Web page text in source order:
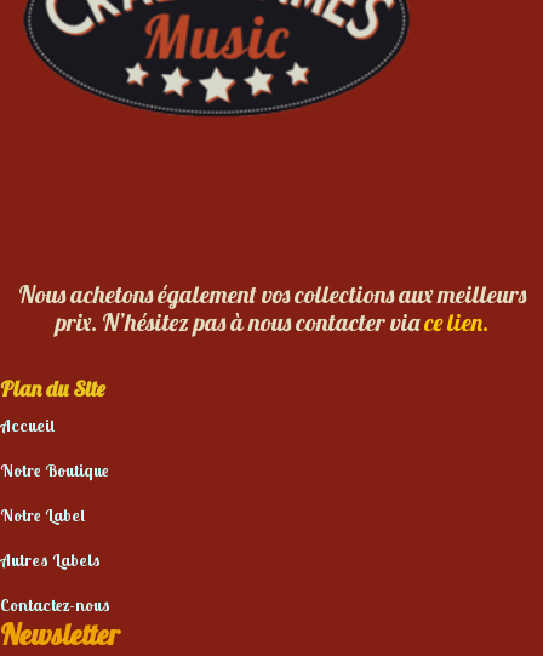
Nous achetons également vos collections aux meilleurs
prix. N’hésitez pas à nous contacter viace lien.
Plan du Site
Accueil
Notre Boutique
Notre Label
Autres Labels
Contactez-nous
Newsletter